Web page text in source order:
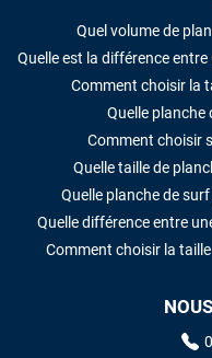
Quel volume de
Quelle est la différence
Comment choisir la
Quelle planche
Comment choisir
Quelle taille de
Quelle planche de
Quelle différence entre
Comment choisir la